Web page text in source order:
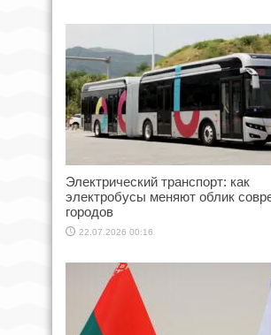
Электрический транспорт: как
электробусы меняют облик
городов
22.07.2026 00:16